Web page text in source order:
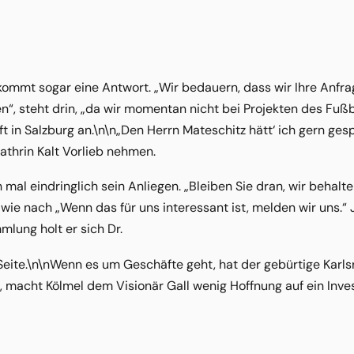
sogar eine Antwort. „Wir bedauern, dass wir Ihre
steht drin, „da wir momentan nicht bei Projekten des
in Salzburg an.\n\n„Den Herrn Mateschitz hätt‘ ich gern
Kalt Vorlieb nehmen.
eindringlich sein Anliegen. „Bleiben Sie dran, wir
nach „Wenn das für uns interessant ist, melden wir uns.“
holt er sich Dr.
es um Geschäfte geht, hat der gebürtige
macht Kölmel dem Visionär Gall wenig Hoffnung auf ein